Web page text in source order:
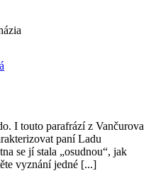
I touto parafrází z Vančurova
paní Ladu
se jí stala „osudnou“, jak
vyznání jedné [...]